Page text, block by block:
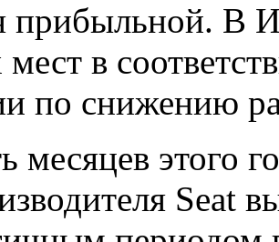
прибыльной. В
в
по снижению
месяцев этого
Seat